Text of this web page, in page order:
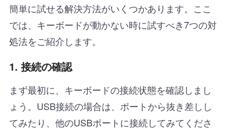
簡単に試せる解決方法がいくつかあります。ここ
では、キーボードが動かない時に試すべき7つの対
処法をご紹介します。
1. 接続の確認
まず最初に、キーボードの接続状態を確認しまし
ょう。USB接続の場合は、ポートから抜き差しし
てみたり、他のUSBポートに接続してみてくださ